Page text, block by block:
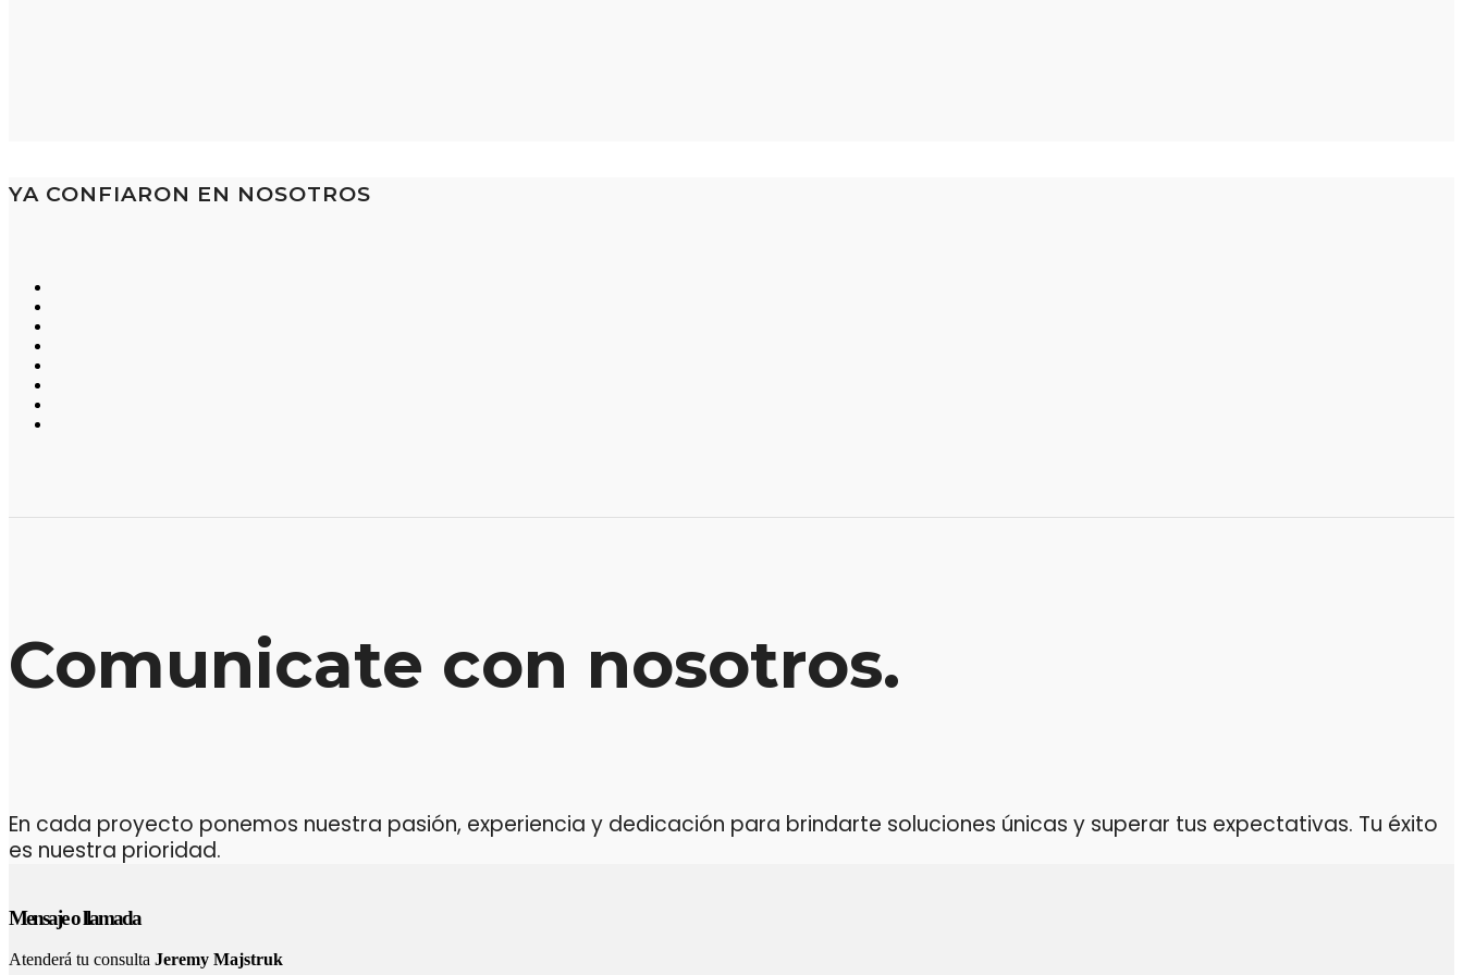
YA CONFIARON EN NOSOTROS
Comunicate con nosotros.
En cada proyecto ponemos nuestra pasión, experiencia y dedicación para brindarte soluciones únicas y superar tus expectativas. Tu éxito
es nuestra prioridad.
Mensaje o llamada
Atenderá tu consulta Jeremy Majstruk